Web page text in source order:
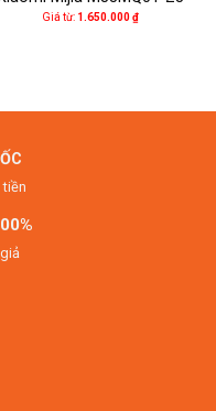
Giá từ: 1.650.000₫
tiền